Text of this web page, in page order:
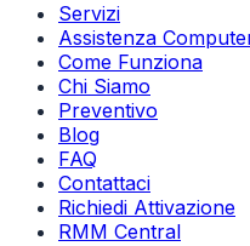
Servizi
Assistenza
Come Funziona
Chi Siamo
Preventivo
Blog
FAQ
Contattaci
Richiedi Attivazione
RMM Central